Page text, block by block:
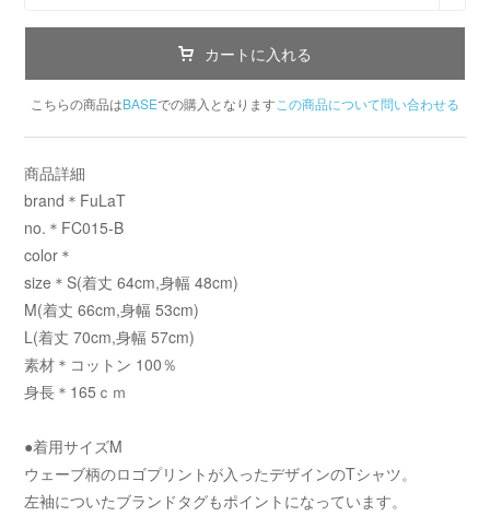
カートに入れる
こちらの商品はBASEでの購入となります この商品について問い合わせる
商品詳細
brand＊FuLaT
no.＊FC015-B
color＊
size＊S(着丈 64cm,身幅 48cm)
M(着丈 66cm,身幅 53cm)
L(着丈 70cm,身幅 57cm)
素材＊コットン 100％
身長＊165ｃｍ
●着用サイズM
ウェーブ柄のロゴプリントが入ったデザインのTシャツ。
左袖についたブランドタグもポイントになっています。